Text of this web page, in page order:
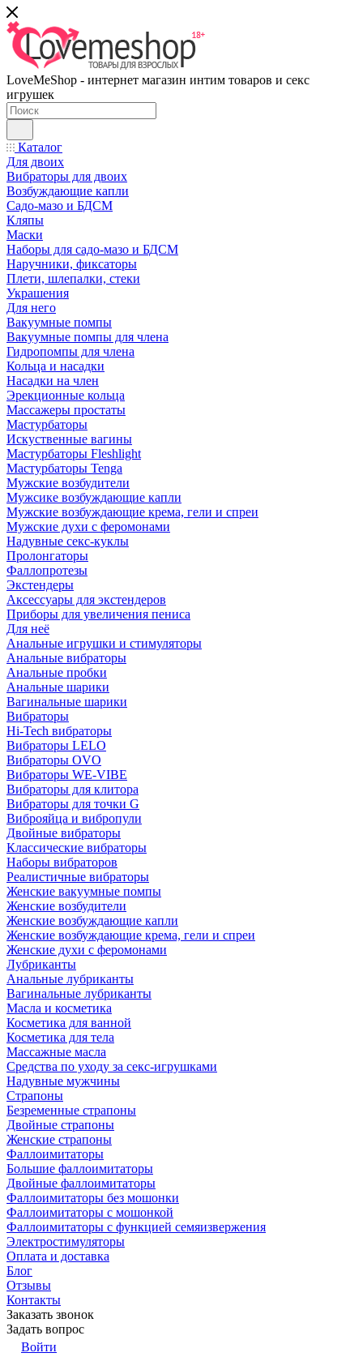
LoveMeShop - интернет магазин интим товаров и секс
игрушек
Каталог
Для двоих
Вибраторы для двоих
Возбуждающие капли
Садо-мазо и БДСМ
Кляпы
Маски
Наборы для садо-мазо и БДСМ
Наручники, фиксаторы
Плети, шлепалки, стеки
Украшения
Для него
Вакуумные помпы
Вакуумные помпы для члена
Гидропомпы для члена
Кольца и насадки
Насадки на член
Эрекционные кольца
Массажеры простаты
Мастурбаторы
Искуственные вагины
Мастурбаторы Fleshlight
Мастурбаторы Tenga
Мужские возбудители
Мужсике возбуждающие капли
Мужские возбуждающие крема, гели и спреи
Мужские духи с феромонами
Надувные секс-куклы
Пролонгаторы
Фаллопротезы
Экстендеры
Аксессуары для экстендеров
Приборы для увеличения пениса
Для неё
Анальные игрушки и стимуляторы
Анальные вибраторы
Анальные пробки
Анальные шарики
Вагинальные шарики
Вибраторы
Hi-Tech вибраторы
Вибраторы LELO
Вибраторы OVO
Вибраторы WE-VIBE
Вибраторы для клитора
Вибраторы для точки G
Виброяйца и вибропули
Двойные вибраторы
Классические вибраторы
Наборы вибраторов
Реалистичные вибраторы
Женские вакуумные помпы
Женские возбудители
Женские возбуждающие капли
Женские возбуждающие крема, гели и спреи
Женские духи с феромонами
Лубриканты
Анальные лубриканты
Вагинальные лубриканты
Масла и косметика
Косметика для ванной
Косметика для тела
Массажные масла
Средства по уходу за секс-игрушками
Надувные мужчины
Страпоны
Безременные страпоны
Двойные страпоны
Женские страпоны
Фаллоимитаторы
Большие фаллоимитаторы
Двойные фаллоимитаторы
Фаллоимитаторы без мошонки
Фаллоимитаторы с мошонкой
Фаллоимитаторы с функцией семяизвержения
Электростимуляторы
Оплата и доставка
Блог
Отзывы
Контакты
Заказать звонок
Задать вопрос
Войти